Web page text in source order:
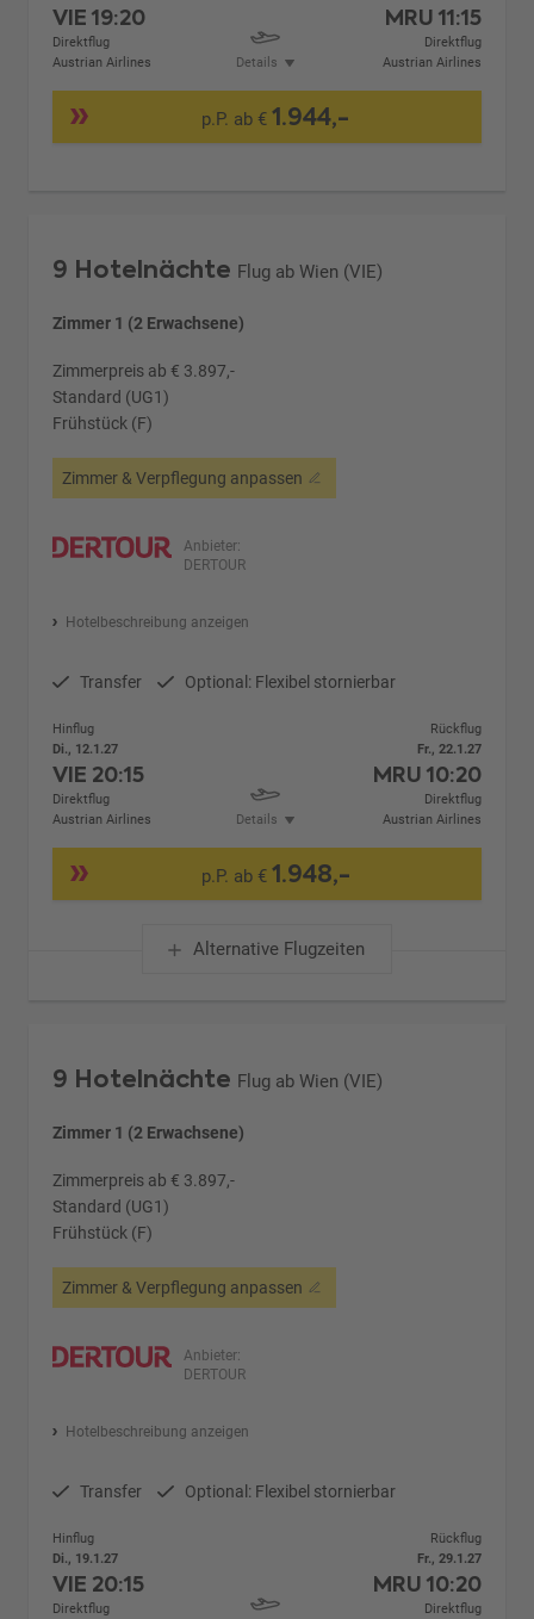
VIE19:20
Direktflug
Austrian Airlines
Details
MRU 11:15
Direktflug
Austrian Airlines
p.P. ab €1.944,-
9 Hotelnächte Flug ab Wien (VIE)
Zimmer 1 (2 Erwachsene)
Zimmerpreis ab € 3.897,-
Standard (UG1)
Frühstück (F)
Zimmer & Verpflegung anpassen
Anbieter:
DERTOUR
Hotelbeschreibung anzeigen
Transfer Optional: Flexibel stornierbar
Hinflug
Di., 12.1.27
VIE 20:15
Direktflug
Austrian Airlines
Details
Rückflug
Fr., 22.1.27
MRU 10:20
Direktflug
Austrian Airlines
p.P. ab € 1.948,-
Alternative Flugzeiten
9 Hotelnächte Flug ab Wien (VIE)
Zimmer 1 (2 Erwachsene)
Zimmerpreis ab € 3.897,-
Standard (UG1)
Frühstück (F)
Zimmer & Verpflegung anpassen
Anbieter:
DERTOUR
Hotelbeschreibung anzeigen
Transfer Optional: Flexibel stornierbar
Hinflug
Di., 19.1.27
VIE 20:15
Direktflug
Rückflug
Fr., 29.1.27
MRU 10:20
Direktflug